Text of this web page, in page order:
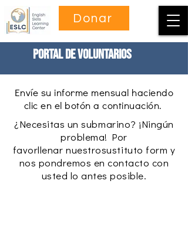
Donar
Portal de voluntarios
Envíe su informe mensual haciendo
clic en el botón a continuación.
¿Necesitas un submarino? ¡Ningún
problema! Por
favorllenar nuestrosustituto form y
nos pondremos en contacto con
usted lo antes posible.